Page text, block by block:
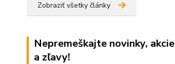
Zobraziť všetky články
Nepremeškajte novinky, akcie
a zľavy!